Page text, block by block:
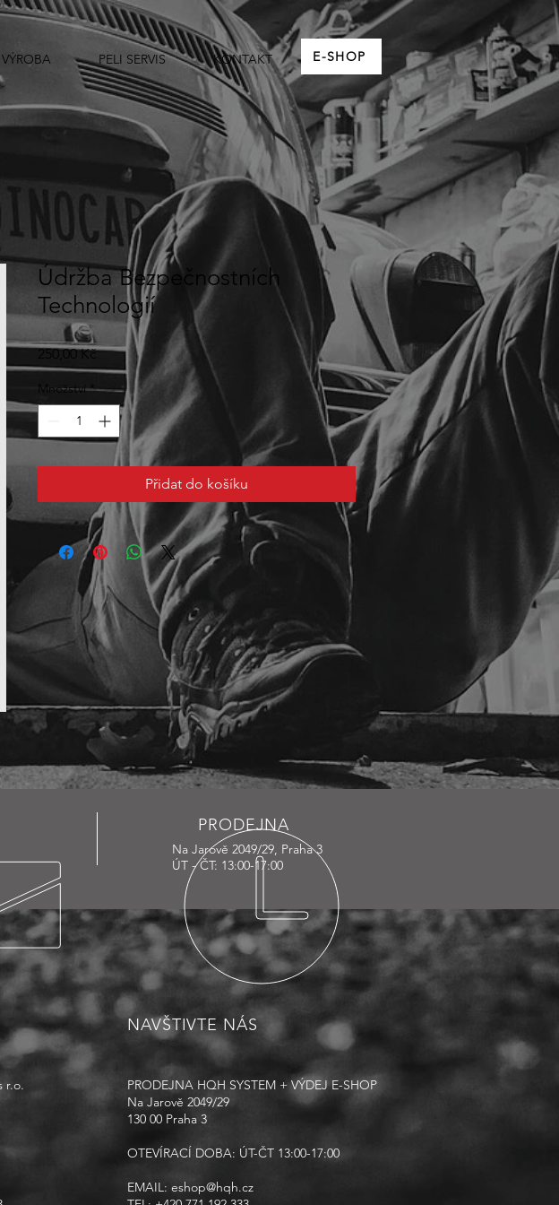
VÝROBA PELI SERVIS KONTAKT E-SHOP
Údržba Bezpečnostních
Technologií
250,00 KčCena
Množství *
Přidat do košíku
PRODEJNA
Na Jarově 2049/29, Praha 3
ÚT - ČT: 13:00-17:00
r.o.
NAVŠTIVTE NÁS
PRODEJNA HQH SYSTEM + VÝDEJ E-SHOP
Na Jarově 2049/29
130 00 Praha 3
OTEVÍRACÍ DOBA: ÚT-ČT 13:00-17:00
EMAIL: eshop@hqh.cz